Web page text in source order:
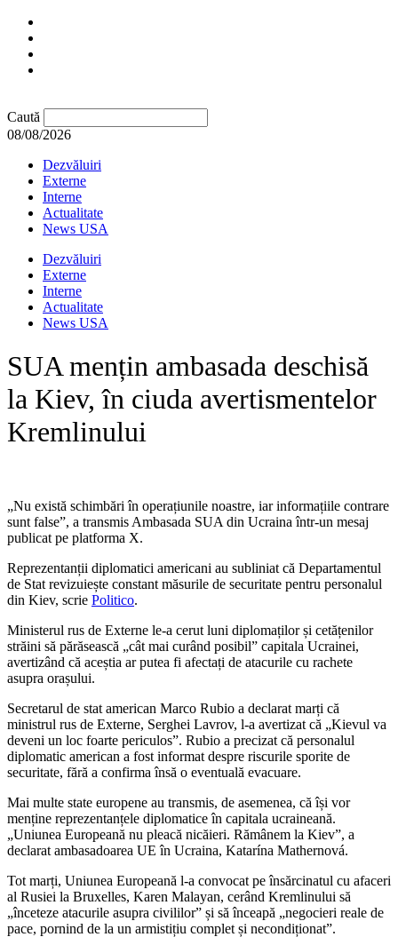
Caută
08/08/2026
Dezvăluiri
Externe
Interne
Actualitate
News USA
Dezvăluiri
Externe
Interne
Actualitate
News USA
SUA mențin ambasada deschisă
la Kiev, în ciuda avertismentelor
Kremlinului
„Nu există schimbări în operațiunile noastre, iar informațiile contrare
sunt false”, a transmis Ambasada SUA din Ucraina într-un mesaj
publicat pe platforma X.
Reprezentanții diplomatici americani au subliniat că Departamentul
de Stat revizuiește constant măsurile de securitate pentru personalul
din Kiev, scrie Politico.
Ministerul rus de Externe le-a cerut luni diplomaților și cetățenilor
străini să părăsească „cât mai curând posibil” capitala Ucrainei,
avertizând că aceștia ar putea fi afectați de atacurile cu rachete
asupra orașului.
Secretarul de stat american Marco Rubio a declarat marți că
ministrul rus de Externe, Serghei Lavrov, l-a avertizat că „Kievul va
deveni un loc foarte periculos”. Rubio a precizat că personalul
diplomatic american a fost informat despre riscurile sporite de
securitate, fără a confirma însă o eventuală evacuare.
Mai multe state europene au transmis, de asemenea, că își vor
menține reprezentanțele diplomatice în capitala ucraineană.
„Uniunea Europeană nu pleacă nicăieri. Rămânem la Kiev”, a
declarat ambasadoarea UE în Ucraina, Katarína Mathernová.
Tot marți, Uniunea Europeană l-a convocat pe însărcinatul cu afaceri
al Rusiei la Bruxelles, Karen Malayan, cerând Kremlinului să
„înceteze atacurile asupra civililor” și să înceapă „negocieri reale de
pace, pornind de la un armistițiu complet și necondiționat”.